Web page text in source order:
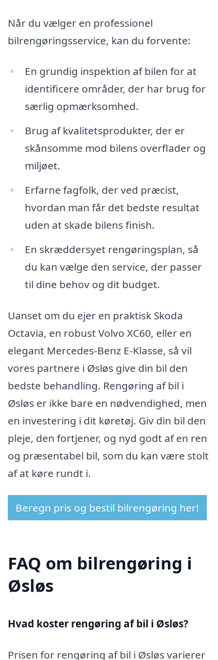
Når du vælger en professionel
bilrengøringsservice, kan du forvente:
En grundig inspektion af bilen for at
identificere områder, der har brug for
særlig opmærksomhed.
Brug af kvalitetsprodukter, der er
skånsomme mod bilens overflader og
miljøet.
Erfarne fagfolk, der ved præcist,
hvordan man får det bedste resultat
uden at skade bilens finish.
En skræddersyet rengøringsplan, så
du kan vælge den service, der passer
til dine behov og dit budget.
Uanset om du ejer en praktisk Skoda
Octavia, en robust Volvo XC60, eller en
elegant Mercedes-Benz E-Klasse, så vil
vores partnere i Øsløs give din bil den
bedste behandling. Rengøring af bil i
Øsløs er ikke bare en nødvendighed, men
en investering i dit køretøj. Giv din bil den
pleje, den fortjener, og nyd godt af en ren
og præsentabel bil, som du kan være stolt
af at køre rundt i.
Beregn pris og bestil bilrengøring her!
FAQ om bilrengøring i
Øsløs
Hvad koster rengøring af bil i Øsløs?
Prisen for rengøring af bil i Øsløs varierer